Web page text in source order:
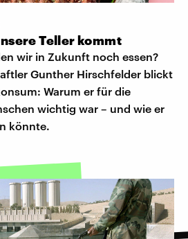
Teller kommt
wir in Zukunft noch essen?
Gunther Hirschfelder blickt
Warum er für die
wichtig war – und wie er
könnte.